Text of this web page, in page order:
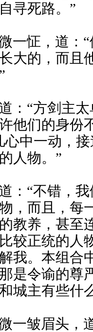
寻死路。”
一怔，道：
大的，而且
：“方剑主
他们的身份
心中一动，
人物。”
：“不错，
，而且，每
教养，甚至
较正统的人
我。本组合
是令谕的尊
城主有些什
一皱眉头，